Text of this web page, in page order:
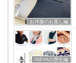
お洋服のお直し編
ISEYAの歴史編